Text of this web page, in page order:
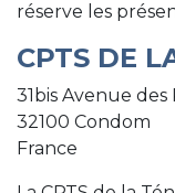
réserve les
CPTS DE
31bis Avenue des
32100 Condom
France